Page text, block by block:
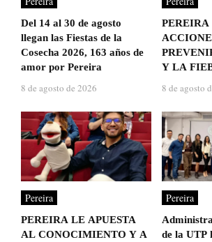
Del 14 al 30 de agosto
llegan las Fiestas de la
Cosecha 2026, 163 años de
amor por Pereira
8 de agosto de 2026
PEREIRA
Y LA
8 de agosto
Pereira
PEREIRA LE APUESTA
AL CONOCIMIENTO Y A
Pereira
de la UTP